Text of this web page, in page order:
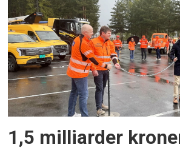
1,5 milliarder